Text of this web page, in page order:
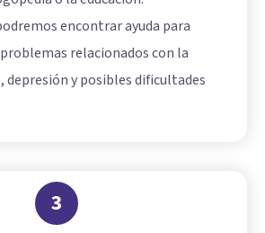
encontrar ayuda para
relacionados con la
depresión y posibles dificultades
3